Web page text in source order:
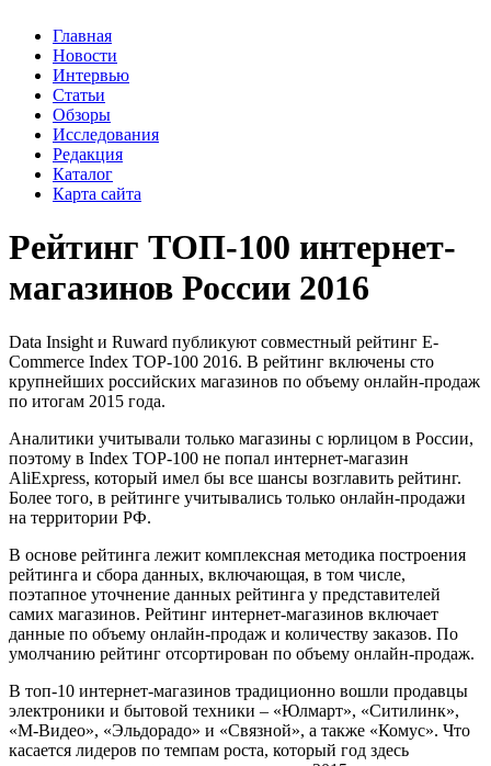
Главная
Новости
Интервью
Статьи
Обзоры
Исследования
Редакция
Каталог
Карта сайта
Рейтинг ТОП-100 интернет-
магазинов России 2016
Data Insight и Ruward публикуют совместный рейтинг E-
Commerce Index TOP-100 2016. В рейтинг включены сто
крупнейших российских магазинов по объему онлайн-продаж
по итогам 2015 года.
Аналитики учитывали только магазины с юрлицом в России,
поэтому в Index TOP-100 не попал интернет-магазин
AliExpress, который имел бы все шансы возглавить рейтинг.
Более того, в рейтинге учитывались только онлайн-продажи
на территории РФ.
В основе рейтинга лежит комплексная методика построения
рейтинга и сбора данных, включающая, в том числе,
поэтапное уточнение данных рейтинга у представителей
самих магазинов. Рейтинг интернет-магазинов включает
данные по объему онлайн-продаж и количеству заказов. По
умолчанию рейтинг отсортирован по объему онлайн-продаж.
В топ-10 интернет-магазинов традиционно вошли продавцы
электроники и бытовой техники – «Юлмарт», «Ситилинк»,
«М-Видео», «Эльдорадо» и «Связной», а также «Комус». Что
касается лидеров по темпам роста, который год здесь